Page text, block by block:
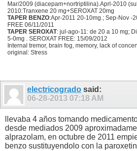
Mar/2009 (diacepam+nortriptilina).Aprl-2010
2010:Tranxene 20 mg+SEROXAT 20mg
TAPER BENZO:Apr-2011 20-10mg.; Sep-Nov -
FREE 06/11/2011
TAPER SEROXAT: jul-ago-11: de 20 a 10 mg;
5-0mg . SEROXAT FREE: 15/09/2012
Internal tremor, brain fog, memory, lack of
original: Stress
electricogrado said:
06-28-2013 07:18 AM
llevaba 4 años tomando
desde mediados 2009
alprazolam, en octubre de 2011
benzo sustituyendolo con la